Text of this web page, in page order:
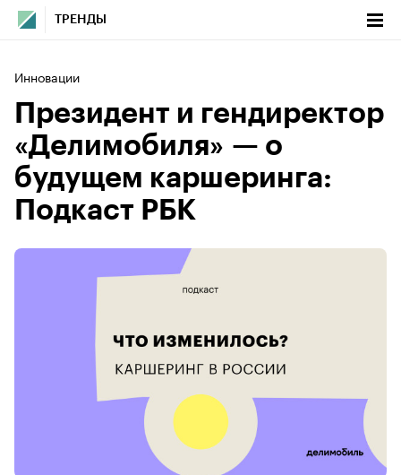
ТРЕНДЫ
Инновации
Президент и гендиректор
«Делимобиля» — о
будущем каршеринга:
Подкаст РБК